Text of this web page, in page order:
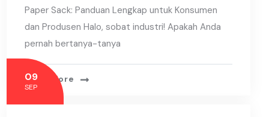
Paper Sack: Panduan Lengkap untuk Konsumen
dan Produsen Halo, sobat industri! Apakah Anda
pernah bertanya-tanya
Read More
09
SEP